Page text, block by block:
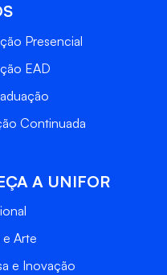
Presencial
EAD
Continuada
A UNIFOR
Arte
e Inovação